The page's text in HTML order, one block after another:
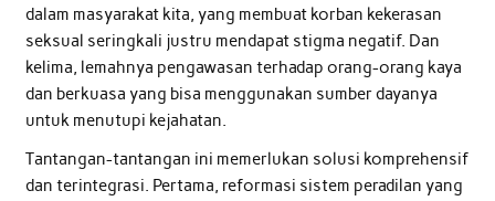
dalam masyarakat kita, yang membuat korban kekerasan
seksual seringkali justru mendapat stigma negatif. Dan
kelima, lemahnya pengawasan terhadap orang-orang kaya
dan berkuasa yang bisa menggunakan sumber dayanya
untuk menutupi kejahatan.
Tantangan-tantangan ini memerlukan solusi komprehensif
dan terintegrasi. Pertama, reformasi sistem peradilan yang